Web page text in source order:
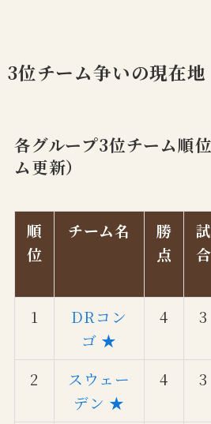
3位チーム争いの現在地
各グループ3位チーム順
ム更新）
順
位
チーム名
勝
点
試
合
1
DRコン
ゴ ★
4 3
2
スウェー
デン ★
4 3